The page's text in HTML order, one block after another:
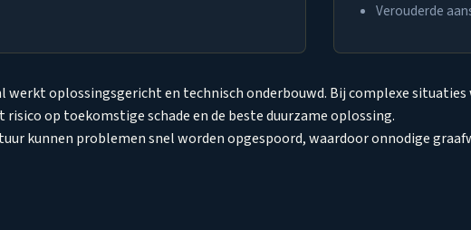
Verouderde
werkt oplossingsgericht en technisch onderbouwd. Bij complexe
risico op toekomstige schade en de beste duurzame oplossing.
kunnen problemen snel worden opgespoord, waardoor onnodige